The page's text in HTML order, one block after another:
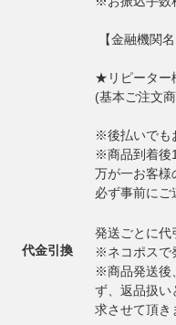
【金融機関
★リピーター
(基本ご注文
※後払いでも
※商品到着後
万が一お客様
必ず事前にご
代金引換
発送ごとに代
※ネコポスで
※商品発送後
ず、返品扱い
求させて頂き